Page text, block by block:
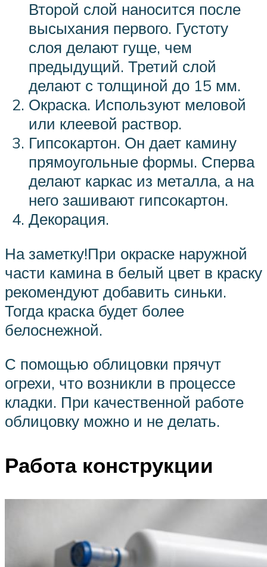
Второй слой наносится после
высыхания первого. Густоту
слоя делают гуще, чем
предыдущий. Третий слой
делают с толщиной до 15 мм.
Окраска. Используют меловой
или клеевой раствор.
Гипсокартон. Он дает камину
прямоугольные формы. Сперва
делают каркас из металла, а на
него зашивают гипсокартон.
Декорация.
На заметку!При окраске наружной
части камина в белый цвет в краску
рекомендуют добавить синьки.
Тогда краска будет более
белоснежной.
С помощью облицовки прячут
огрехи, что возникли в процессе
кладки. При качественной работе
облицовку можно и не делать.
Работа конструкции